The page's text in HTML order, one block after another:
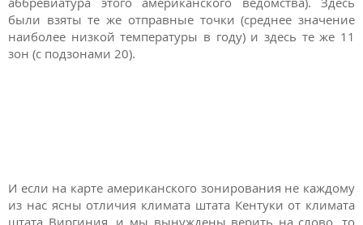
были взяты те же отправные точки (среднее значение
наиболее низкой температуры в году) и здесь те же 11
зон (с подзонами 20).
И если на карте американского зонирования не каждому
из нас ясны отличия климата штата Кентуки от климата